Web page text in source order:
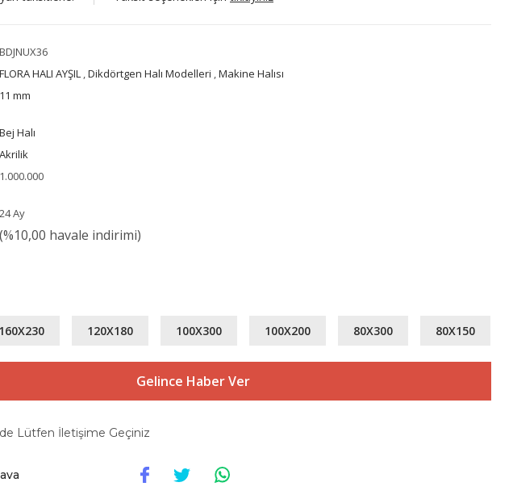
BDJNUX36
FLORA HALI AYŞIL ,Dikdörtgen Halı Modelleri ,Makine Halısı
11 mm
Bej Halı
Akrilik
1.000.000
24 Ay
(%10,00 havale indirimi)
160X230 120X180 100X300 100X200 80X300 80X150
Gelince Haber Ver
Lütfen İletişime Geçiniz